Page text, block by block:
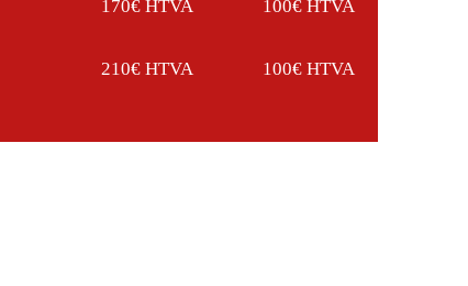
170€ HTVA 100€ HTVA
210€ HTVA 100€ HTVA